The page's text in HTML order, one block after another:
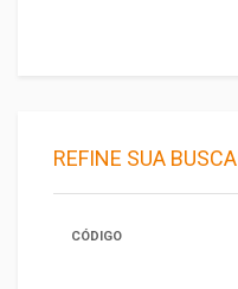
REFINE SUA BUSCA
CÓDIGO